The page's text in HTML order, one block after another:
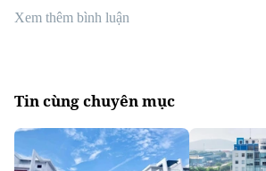
Xem thêm bình luận
Tin cùng chuyên mục